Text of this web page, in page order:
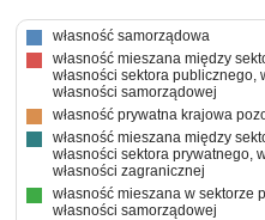
własność samorządowa
własność mieszana między
własności sektora publicznego,
własności samorządowej
własność prywatna krajowa
własność mieszana między
własności sektora prywatnego,
własności zagranicznej
własność mieszana w sektorze
własności samorządowej